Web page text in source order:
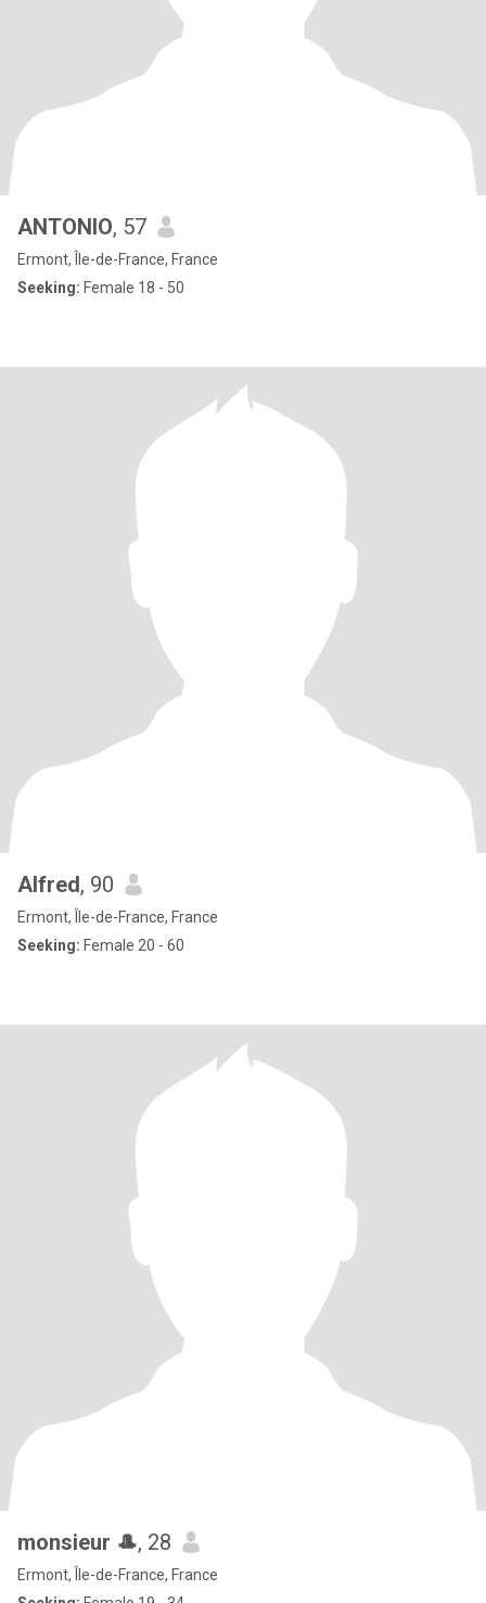
ANTONIO, 57
Ermont, Île-de-France, France
Seeking: Female 18 - 50
Alfred, 90
Ermont, Île-de-France, France
Seeking: Female 20 - 60
monsieur 🎩, 28
Ermont, Île-de-France, France